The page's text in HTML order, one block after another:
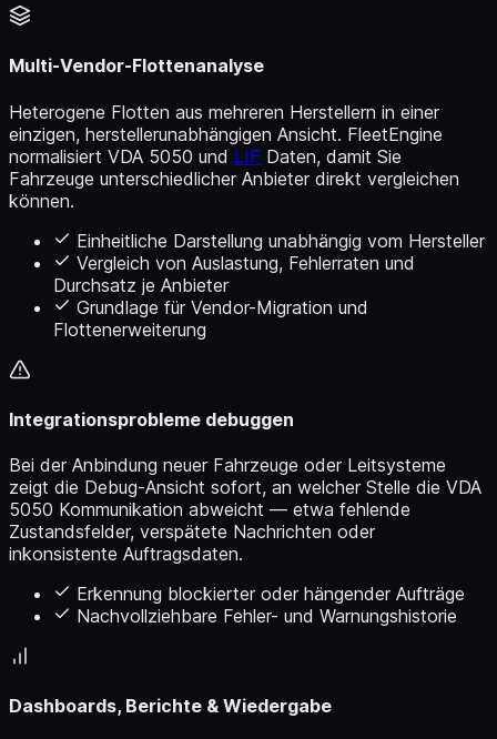
Multi-Vendor-Flottenanalyse
Heterogene Flotten aus mehreren Herstellern in einer
einzigen, herstellerunabhängigen Ansicht. FleetEngine
normalisiert VDA 5050 und LIF Daten, damit Sie
Fahrzeuge unterschiedlicher Anbieter direkt vergleichen
können.
Einheitliche Darstellung unabhängig vom Hersteller
Vergleich von Auslastung, Fehlerraten und
Durchsatz je Anbieter
Grundlage für Vendor-Migration und
Flottenerweiterung
Integrationsprobleme debuggen
Bei der Anbindung neuer Fahrzeuge oder Leitsysteme
zeigt die Debug-Ansicht sofort, an welcher Stelle die VDA
5050 Kommunikation abweicht — etwa fehlende
Zustandsfelder, verspätete Nachrichten oder
inkonsistente Auftragsdaten.
Erkennung blockierter oder hängender Aufträge
Nachvollziehbare Fehler- und Warnungshistorie
Dashboards, Berichte & Wiedergabe